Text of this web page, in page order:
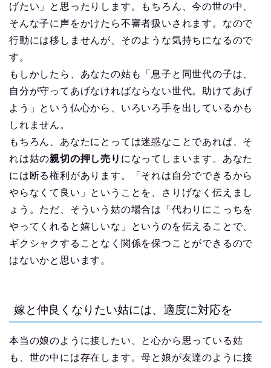
げたい」と思ったりします。もちろん、今の世の中、
そんな子に声をかけたら不審者扱いされます。なので
行動には移しませんが、そのような気持ちになるので
す。
もしかしたら、あなたの姑も「息子と同世代の子は、
自分が守ってあげなければならない世代。助けてあげ
よう」という仏心から、いろいろ手を出しているかも
しれません。
もちろん、あなたにとっては迷惑なことであれば、そ
れは姑の親切の押し売り になってしまいます。あなた
には断る権利があります。「それは自分でできるから
やらなくて良い」ということを、さりげなく伝えまし
ょう。ただ、そういう姑の場合は「代わりにこっちを
やってくれると嬉しいな」というのを伝えることで、
ギクシャクすることなく関係を保つことができるので
はないかと思います。
嫁と仲良くなりたい姑には、適度に対応を
本当の娘のように接したい、と心から思っている姑
も、世の中には存在します。母と娘が友達のように接